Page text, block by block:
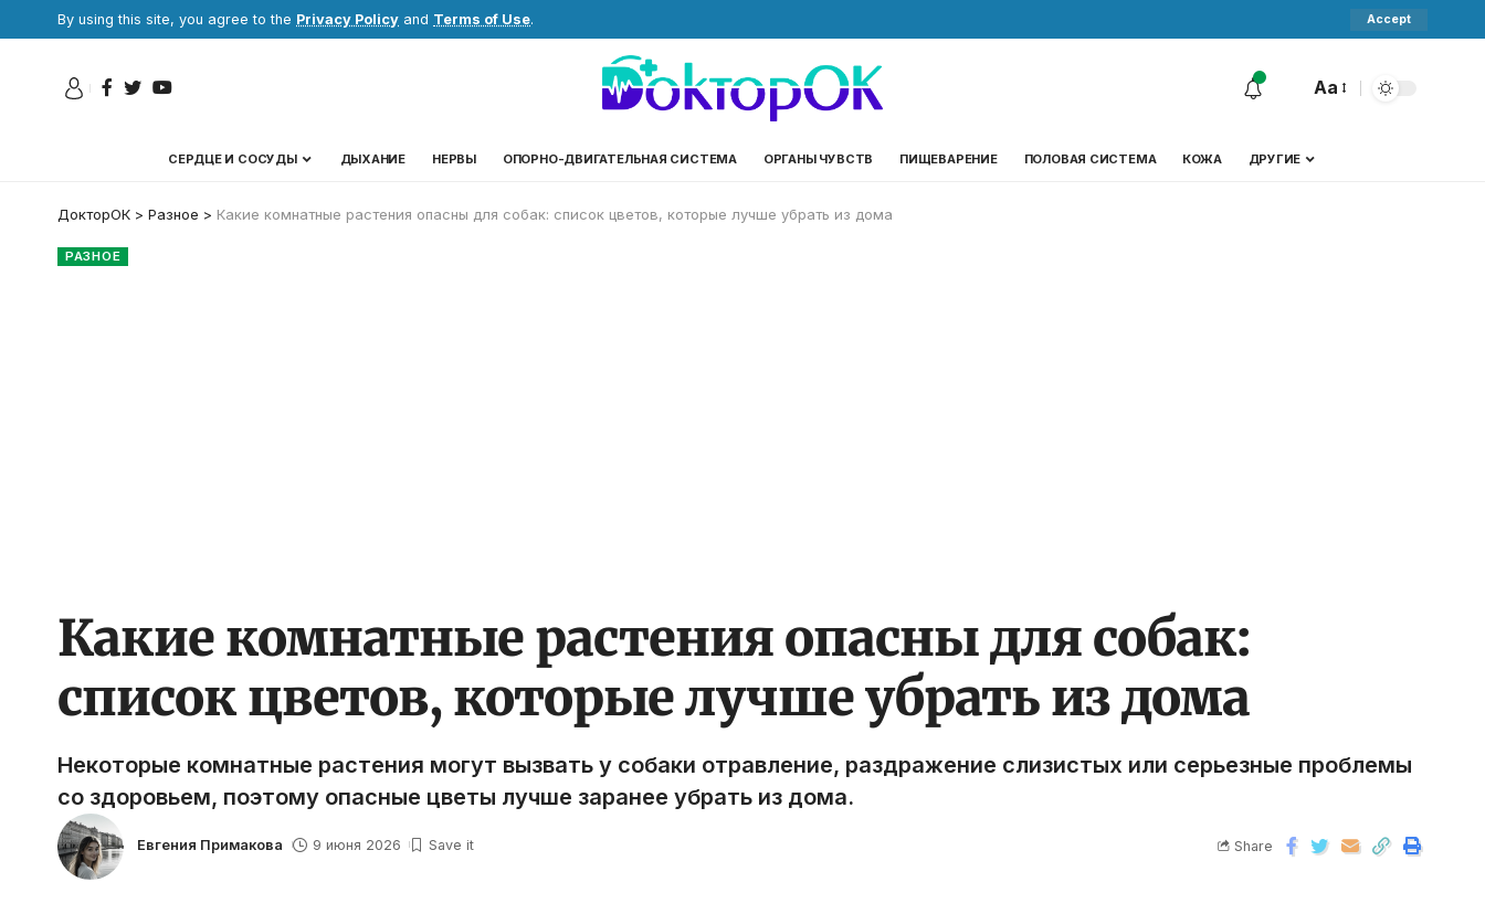
By using this site, you agree to the Privacy Policy and Terms of Use. Accept
Aa
СЕРДЦЕ И СОСУДЫ ДЫХАНИЕ НЕРВЫ ОПОРНО-ДВИГАТЕЛЬНАЯ СИСТЕМА ОРГАНЫ ЧУВСТВ ПИЩЕВАРЕНИЕ ПОЛОВАЯ СИСТЕМА КОЖА ДРУГИЕ
ДокторОК > Разное > Какие комнатные растения опасны для собак: список цветов, которые лучше убрать из дома
РАЗНОЕ
Какие комнатные растения опасны для собак:
список цветов, которые лучше убрать из дома
Некоторые комнатные растения могут вызвать у собаки отравление, раздражение слизистых или серьезные проблемы
со здоровьем, поэтому опасные цветы лучше заранее убрать из дома.
Евгения Примакова 9 июня 2026 Share